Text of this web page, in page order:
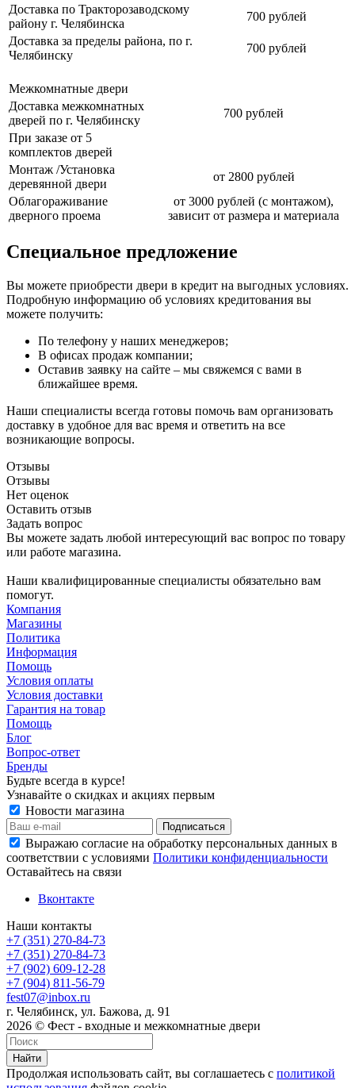
Доставка по Тракторозаводскому
району г. Челябинска
700 рублей
Доставка за пределы района, по г.
Челябинску
700 рублей
Межкомнатные двери
Доставка межкомнатных
дверей по г. Челябинску
700 рублей
При заказе от 5
комплектов дверей
Монтаж /Установка
деревянной двери
от 2800 рублей
Облагораживание
дверного проема
от 3000 рублей (с монтажом),
зависит от размера и материала
Специальное предложение
Вы можете приобрести двери в кредит на выгодных условиях.
Подробную информацию об условиях кредитования вы
можете получить:
По телефону у наших менеджеров;
В офисах продаж компании;
Оставив заявку на сайте – мы свяжемся с вами в
ближайшее время.
Наши специалисты всегда готовы помочь вам организовать
доставку в удобное для вас время и ответить на все
возникающие вопросы.
Отзывы
Отзывы
Нет оценок
Оставить отзыв
Задать вопрос
Вы можете задать любой интересующий вас вопрос по товару
или работе магазина.
Наши квалифицированные специалисты обязательно вам
помогут.
Компания
Магазины
Политика
Информация
Помощь
Условия оплаты
Условия доставки
Гарантия на товар
Помощь
Блог
Вопрос-ответ
Бренды
Будьте всегда в курсе!
Узнавайте о скидках и акциях первым
Новости магазина
Выражаю согласие на обработку персональных данных в
соответствии с условиями Политики конфиденциальности
Оставайтесь на связи
Вконтакте
Наши контакты
+7 (351) 270-84-73
+7 (351) 270-84-73
+7 (902) 609-12-28
+7 (904) 811-56-79
fest07@inbox.ru
г. Челябинск, ул. Бажова, д. 91
2026 © Фест - входные и межкомнатные двери
Найти
Продолжая использовать сайт, вы соглашаетесь с политикой